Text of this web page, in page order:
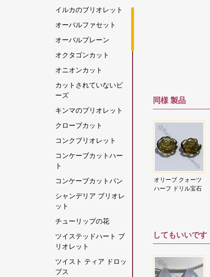
カルセドニーの宝石
ライト
グリーンアパタイト
グリーンアメジスト
グリーンオニキス
グリーンカイヤナイト
グリーンストロベリー
クォーツ
グリーンモスクォーツ
クリスタルジェムスト
ーン
クリソコラの原石
クリソプレーズ宝石
グレームーンストーン
グロッシュラー ガーネ
ット
クロム透輝石
コーヒームーンストー
ン
イルカのブリオレット
オーバルファセット
オーバルプレーン
オクタゴンカット
オニオンカット
カットされていないビ
ーズ
キンマのブリオレット
クローブカット
コンクブリオレット
コンケーブカットハー
ト
コンケーブカットパン
シャンデリア ブリオレ
ット
チューリップの花
ツイステッドハート ブ
リオレット
ツイスト ティア ドロッ
プス
同様 製品
アメジストのハー
アメトリン ハーフ
オリーブ クォーツ
ハーフ ドリル宝石
してもいいです